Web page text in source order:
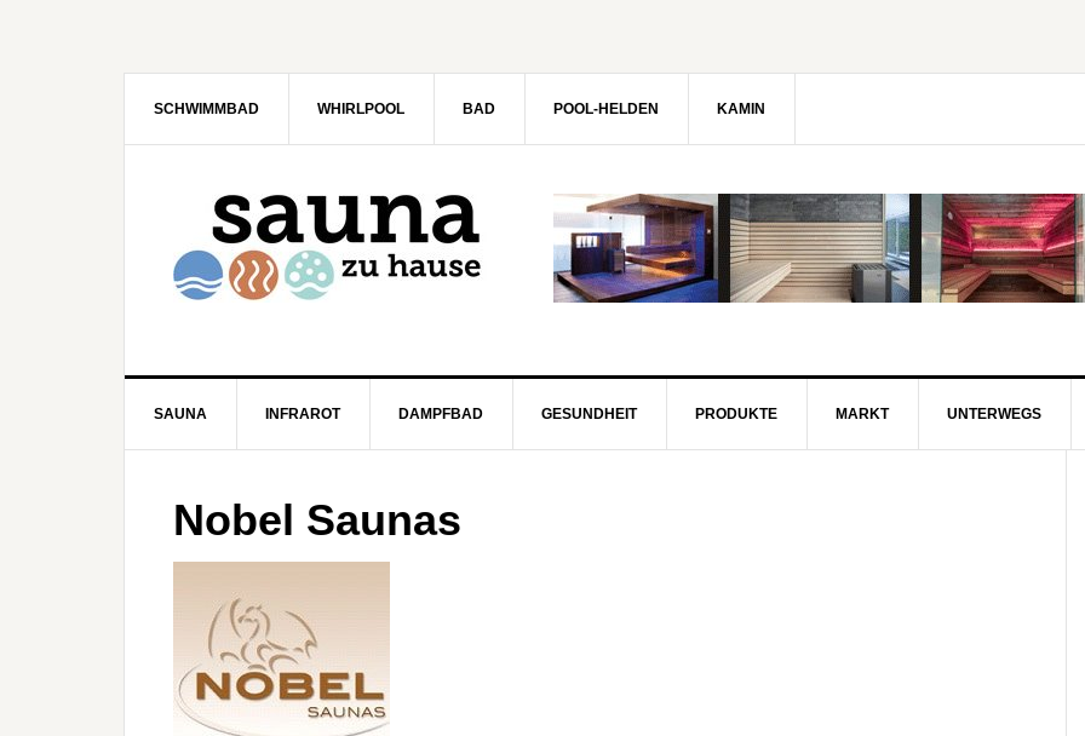
SCHWIMMBAD WHIRLPOOL BAD POOL-HELDEN KAMIN
SAUNA INFRAROT DAMPFBAD GESUNDHEIT PRODUKTE MARKT UNTERWEGS
Nobel Saunas